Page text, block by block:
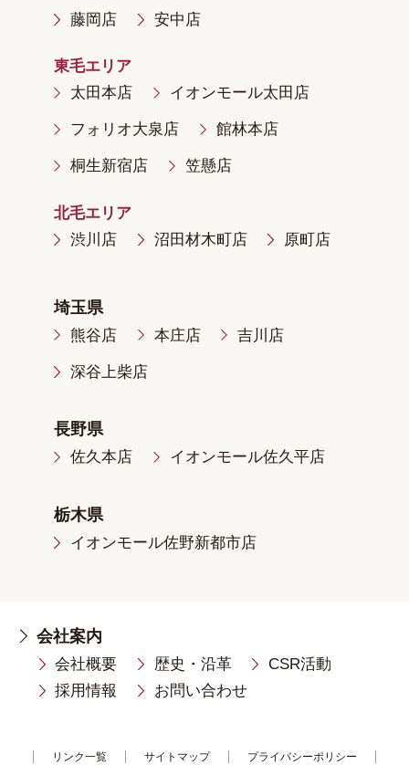
藤岡店 安中店
東毛エリア
太田本店
イオンモール太田店
フォリオ大泉店 館林本店
桐生新宿店 笠懸店
北毛エリア
渋川店
沼田材木町店 原町店
埼玉県
熊谷店 本庄店 吉川店
深谷上柴店
長野県
佐久本店 イオンモール佐久平店
栃木県
イオンモール佐野新都市店
会社案内
会社概要 歴史・沿革
CSR活動
採用情報
お問い合わせ
リンク一覧 サイトマップ プライバシーポリシー